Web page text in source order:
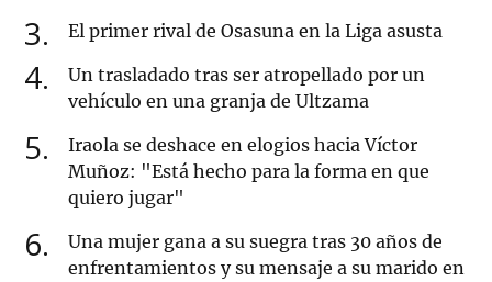
3 El primer rival de Osasuna en la Liga asusta
4
Un trasladado tras ser atropellado por un
vehículo en una granja de Ultzama
5
Iraola se deshace en elogios hacia Víctor
Muñoz: "Está hecho para la forma en que
quiero jugar"
6
Una mujer gana a su suegra tras 30 años de
enfrentamientos y su mensaje a su marido en